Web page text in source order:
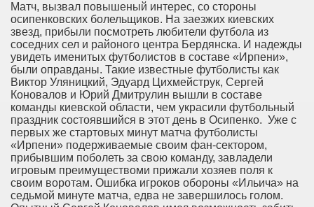
Матч, вызвал повышеный интерес, со стороны
осипенковских болельщиков. На заезжих киевских
звезд, прибыли посмотреть любители футбола из
соседних сел и районого центра Бердянска. И надежды
увидеть именитых футболистов в составе «Ирпени»,
были оправданы. Такие известные футболисты как
Виктор Уляницкий, Эдуард Цихмейструк, Сергей
Коновалов и Юрий Дмитрулин вышли в составе
команды киевской области, чем украсили футбольный
праздник состоявшийся в этот день в Осипенко. Уже с
первых же стартовых минут матча футболисты
«Ирпени» подерживаемые своим фан-сектором,
прибывшим поболеть за свою команду, завладели
игровым преимуществоми прижали хозяев поля к
своим воротам. Ошибка игроков обороны «Ильича» на
седьмой минуте матча, едва не завершилось голом.